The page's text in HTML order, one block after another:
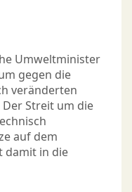
Umweltminister
gegen die
veränderten
Streit um die
auf dem
damit in die